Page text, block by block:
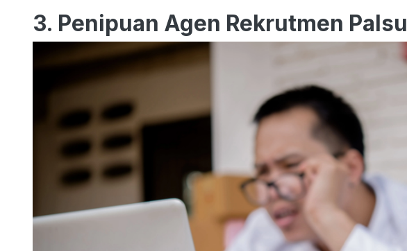
3. Penipuan Agen Rekrutmen Palsu